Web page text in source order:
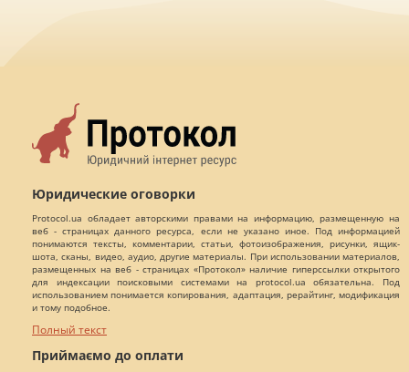
Юридические оговорки
Protocol.ua обладает авторскими правами на информацию, размещенную на
веб - страницах данного ресурса, если не указано иное. Под информацией
понимаются тексты, комментарии, статьи, фотоизображения, рисунки, ящик-
шота, сканы, видео, аудио, другие материалы. При использовании материалов,
размещенных на веб - страницах «Протокол» наличие гиперссылки открытого
для индексации поисковыми системами на protocol.ua обязательна. Под
использованием понимается копирования, адаптация, рерайтинг, модификация
и тому подобное.
Полный текст
Приймаємо до оплати